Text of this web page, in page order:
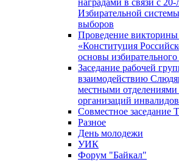
наградами в связи с 20-
Избирательной
выборов
Проведение викторины
«Конституция
основы избирательного
Заседание рабочей
взаимодействию
местными
организаций
Совместное
Разное
День молодежи
УИК
Форум "Байкал"